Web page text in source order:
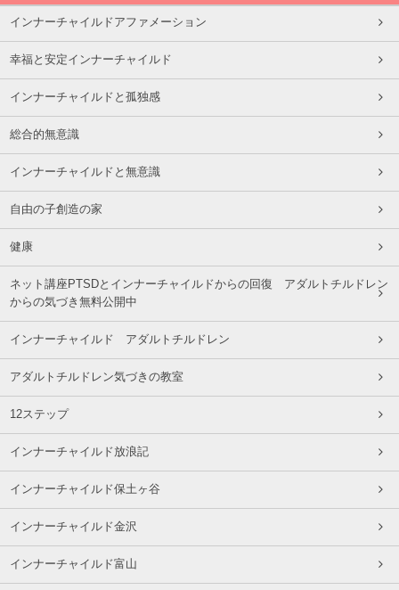
インナーチャイルドアファメーション
幸福と安定インナーチャイルド
インナーチャイルドと孤独感
総合的無意識
インナーチャイルドと無意識
自由の子創造の家
健康
ネット講座PTSDとインナーチャイルドからの回復 アダルトチルドレン
からの気づき無料公開中
インナーチャイルド アダルトチルドレン
アダルトチルドレン気づきの教室
12ステップ
インナーチャイルド放浪記
インナーチャイルド保土ヶ谷
インナーチャイルド金沢
インナーチャイルド富山